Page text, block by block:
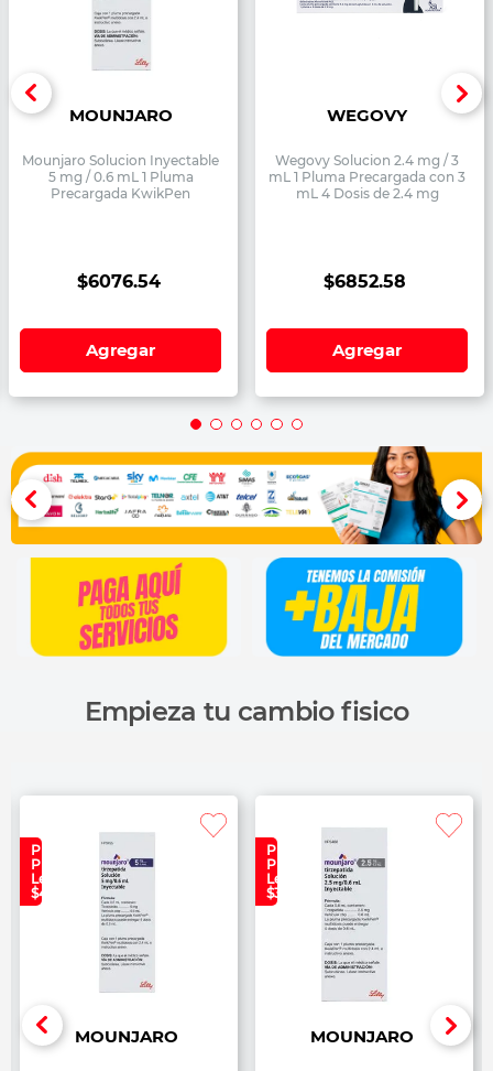
MOUNJARO
Mounjaro Solucion Inyectable
5 mg / 0.6 mL 1 Pluma
Precargada KwikPen
$6076.54
Agregar
WEGOVY
Wegovy Solucion 2.4 mg / 3
mL 1 Pluma Precargada con 3
mL 4 Dosis de 2.4 mg
$6852.58
Agregar
Empieza tu cambio fisico
Precio
Plan
Lealtad:
$4,699
MOUNJARO
Precio
Plan
Lealtad:
$3,499
MOUNJARO